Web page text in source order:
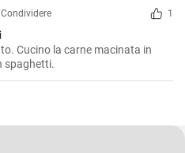
Condividere 1
Cucino la carne macinata in
spaghetti.